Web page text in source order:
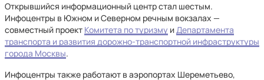
Открывшийся информационный центр стал шестым.
Инфоцентры в Южном и Северном речным вокзалах —
совместный проект Комитета по туризму иДепартамента
транспорта и развития дорожно-транспортной инфраструктуры
города Москвы.
Инфоцентры также работают в аэропортах Шереметьево,